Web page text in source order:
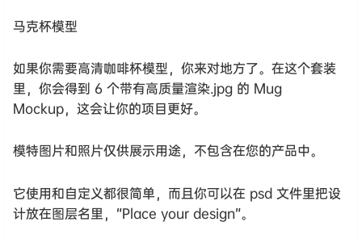
马克杯模型
如果你需要高清咖啡杯模型，你来对地方了。在这个套装
里，你会得到 6 个带有高质量渲染.jpg 的 Mug
Mockup，这会让你的项目更好。
模特图片和照片仅供展示用途，不包含在您的产品中。
它使用和自定义都很简单，而且你可以在 psd 文件里把设
计放在图层名里，“Place your design”。